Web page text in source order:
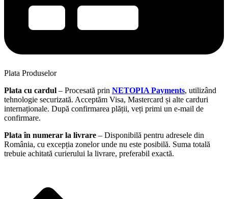
Plata Produselor
Plata cu cardul – Procesată prin NETOPIA Payments, utilizând
tehnologie securizată. Acceptăm Visa, Mastercard și alte carduri
internaționale. După confirmarea plății, veți primi un e-mail de
confirmare.
Plata în numerar la livrare – Disponibilă pentru adresele din
România, cu excepția zonelor unde nu este posibilă. Suma totală
trebuie achitată curierului la livrare, preferabil exactă.